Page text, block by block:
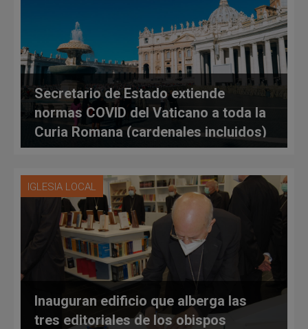
Secretario de Estado extiende
normas COVID del Vaticano a toda la
Curia Romana (cardenales incluidos)
IGLESIA LOCAL
Inauguran edificio que alberga las
tres editoriales de los obispos